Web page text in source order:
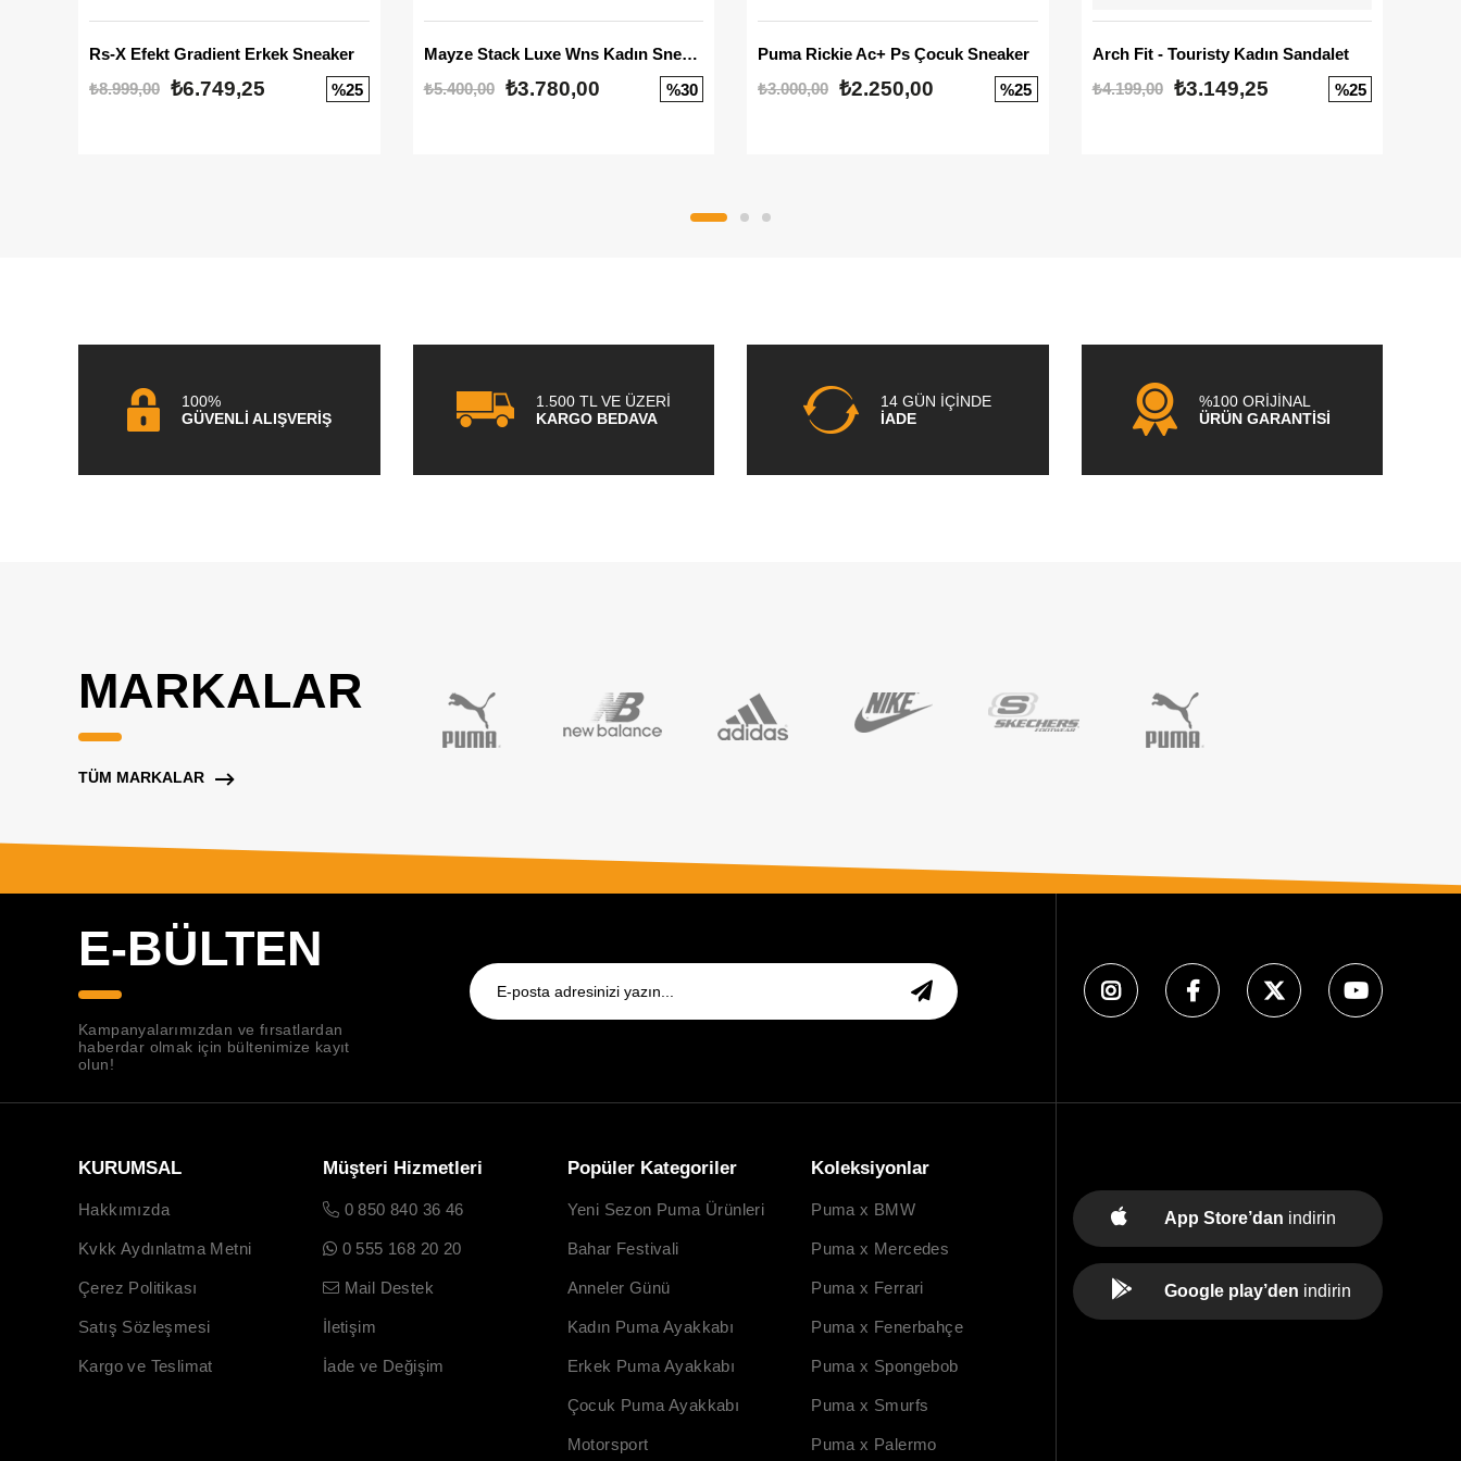
Rs-X Efekt Gradient Erkek Sneaker
₺8.999,00 ₺6.749,25 %25
Mayze Stack Luxe Wns Kadın Sneaker
₺5.400,00
₺3.780,00 %30
Puma Rickie Ac+ Ps Çocuk Sneaker
₺3.000,00 ₺2.250,00 %25
Arch Fit - Touristy Kadın Sandalet
₺4.199,00
₺3.149,25 %25
100%
GÜVENLİ ALIŞVERİŞ
1.500 TL VE ÜZERİ
KARGO BEDAVA
14 GÜN İÇİNDE
İADE
%100 ORİJİNAL
ÜRÜN GARANTİSİ
MARKALAR
TÜM MARKALAR
E-BÜLTEN
Kampanyalarımızdan ve fırsatlardan
haberdar olmak için bültenimize kayıt
olun!
KURUMSAL
Hakkımızda
Kvkk Aydınlatma Metni
Çerez Politikası
Satış Sözleşmesi
Kargo ve Teslimat
Müşteri Hizmetleri
0 850 840 36 46
0 555 168 20 20
Mail Destek
İletişim
İade ve Değişim
Popüler Kategoriler
Yeni Sezon Puma Ürünleri
Bahar Festivali
Anneler Günü
Kadın Puma Ayakkabı
Erkek Puma Ayakkabı
Çocuk Puma Ayakkabı
Motorsport
Koleksiyonlar
Puma x BMW
Puma x Mercedes
Puma x Ferrari
Puma x Fenerbahçe
Puma x Spongebob
Puma x Smurfs
Puma x Palermo
App Store’dan indirin
Google play’den indirin